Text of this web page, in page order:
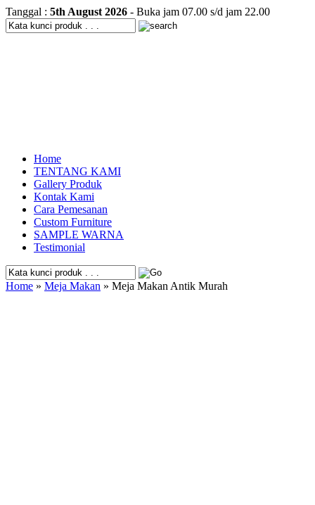
Tanggal : 5th August 2026 - Buka jam 07.00 s/d jam 22.00
Home
TENTANG KAMI
Gallery Produk
Kontak Kami
Cara Pemesanan
Custom Furniture
SAMPLE WARNA
Testimonial
Home » Meja Makan » Meja Makan Antik Murah